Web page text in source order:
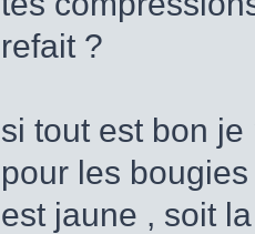
refait ?
si tout est bon
pour les
est jaune , soit